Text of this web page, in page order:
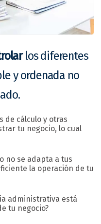
los diferentes
y ordenada no
de cálculo y otras
tu negocio, lo cual
no se adapta a tus
la operación de tu
administrativa está
tu negocio?